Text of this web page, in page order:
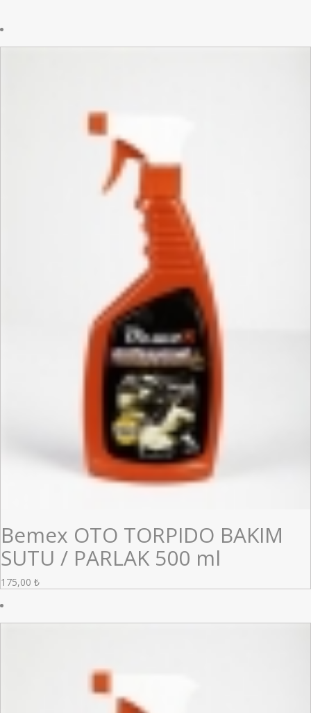
Bemex OTO TORPIDO BAKIM
SUTU / PARLAK 500 ml
175,00 ₺